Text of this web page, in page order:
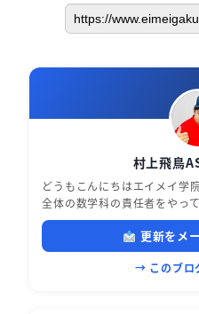
村上飛鳥
どうもこんにちはエイメイ学
全体の数学科の責任者をやっ
更新をメ
→ このブロ